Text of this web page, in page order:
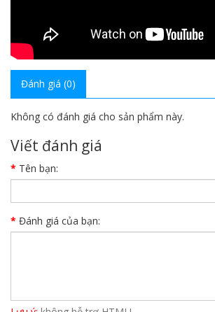
Đánh giá (0)
Không có đánh giá cho sản phẩm này.
Viết đánh giá
Tên bạn:
Đánh giá của bạn: